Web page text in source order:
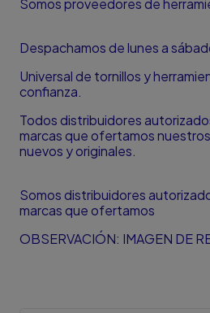
Somos proveedores de
Despachamos de lunes a
Universal de tornillos y
confianza.
Todos distribuidores
marcas que ofertamos
nuevos y originales.
Somos distribuidores
marcas que ofertamos
OBSERVACIÓN: IMAGEN DE